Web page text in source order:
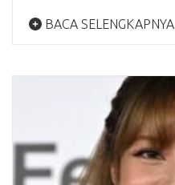
BACA SELENGKAPNYA